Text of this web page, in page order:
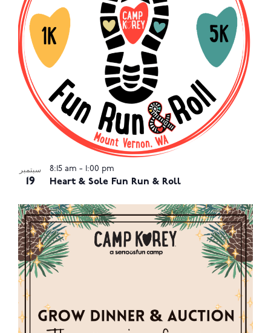
Photo
View
سبتمبر
19 Heart & Sole Fun Run & Roll
8:15 am - 1:00 pm